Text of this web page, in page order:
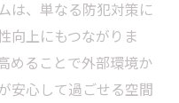
は、単なる防犯対策に
向上にもつながりま
めることで外部環境か
安心して過ごせる空間